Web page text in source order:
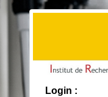
Login :